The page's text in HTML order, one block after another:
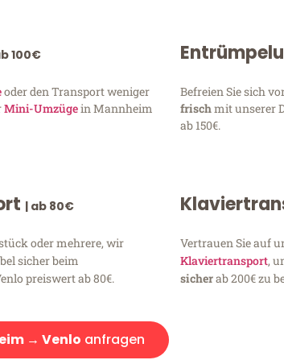
100€
oder den Transport weniger
Mini-Umzügein Mannheim
Befreien Sie sich
frischmit unserer
ab 150€.
| ab 80€
oder mehrere, wir
sicher beim
preiswert ab 80€.
Vertrauen Sie auf
Klaviertransport,
sicherab 200€ zu
→ Venlo anfragen